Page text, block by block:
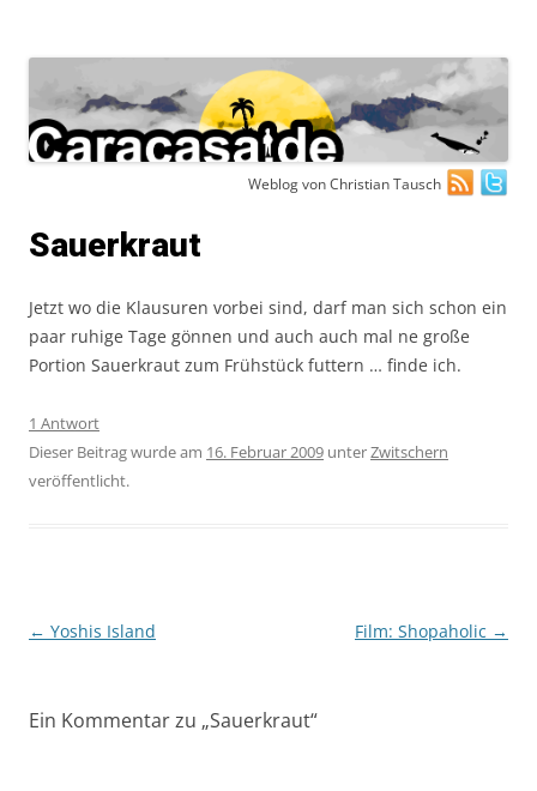
Weblog von Christian Tausch
Sauerkraut
Jetzt wo die Klausuren vorbei sind, darf man sich schon ein
paar ruhige Tage gönnen und auch auch mal ne große
Portion Sauerkraut zum Frühstück futtern … finde ich.
1 Antwort
Dieser Beitrag wurde am 16. Februar 2009 unterZwitschern
veröffentlicht.
Beitragsnavigation
← Yoshis Island Film: Shopaholic →
Ein Kommentar zu „Sauerkraut“